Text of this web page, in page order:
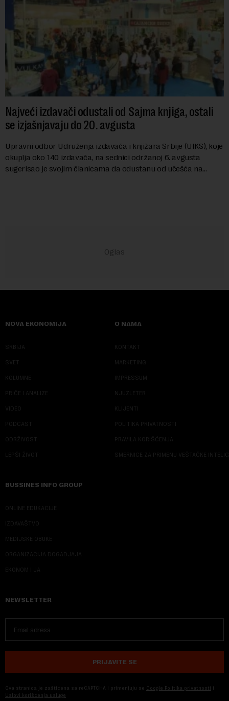
Najveći izdavači odustali od Sajma knjiga, ostali
se izjašnjavaju do 20. avgusta
Upravni odbor Udruženja izdavača i knjižara Srbije (UIKS), koje
okuplja oko 140 izdavača, na sednici održanoj 6. avgusta
sugerisao je svojim članicama da odustanu od učešća na
NOVA EKONOMIJA
SRBIJA
SVET
KOLUMNE
PRIČE I ANALIZE
VIDEO
PODCAST
ODRŽIVOST
LEPŠI ŽIVOT
O NAMA
KONTAKT
MARKETING
IMPRESSUM
NJUZLETER
KLIJENTI
POLITIKA PRIVATNOSTI
PRAVILA KORIŠĆENJA
SMERNICE ZA PRIMENU VEŠTAČKE
BUSSINES INFO GROUP
ONLINE EDUKACIJE
IZDAVAŠTVO
MEDIJSKE OBUKE
ORGANIZACIJA DOGADJAJA
EKONOM I JA
NEWSLETTER
PRIJAVITE SE
Ova stranica je zaštićena sa reCAPTCHA i primenjuju se Google Politika privatnosti i
Uslovi korišćenja usluge